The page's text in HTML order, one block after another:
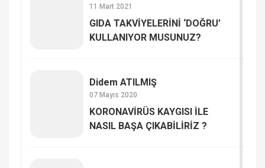
11 Mart 2021
GIDA TAKVİYELERİNİ ‘DOĞRU’
KULLANIYOR MUSUNUZ?
Didem ATILMIŞ
07 Mayıs 2020
KORONAVİRÜS KAYGISI İLE
NASIL BAŞA ÇIKABİLİRİZ ?